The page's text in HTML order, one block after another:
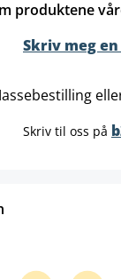
produktene
Skriv meg
Skriv til oss på